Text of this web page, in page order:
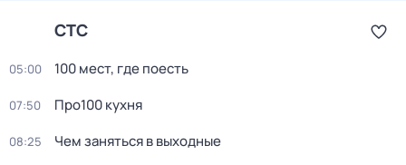
СТС
05:00 100 мест, где поесть
07:50 Про100 кухня
08:25 Чем заняться в выходные